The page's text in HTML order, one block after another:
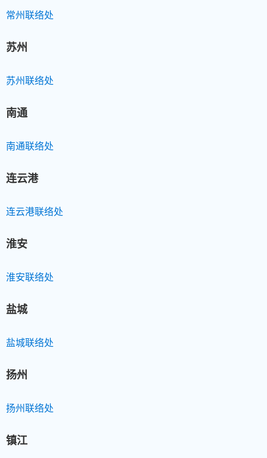
常州联络处
苏州
苏州联络处
南通
南通联络处
连云港
连云港联络处
淮安
淮安联络处
盐城
盐城联络处
扬州
扬州联络处
镇江